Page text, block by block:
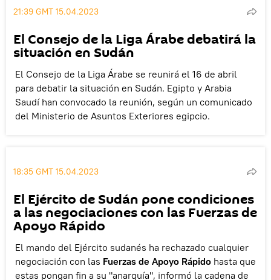
21:39 GMT 15.04.2023
El Consejo de la Liga Árabe debatirá la
situación en Sudán
El Consejo de la Liga Árabe se reunirá el 16 de abril
para debatir la situación en Sudán. Egipto y Arabia
Saudí han convocado la reunión, según un comunicado
del Ministerio de Asuntos Exteriores egipcio.
18:35 GMT 15.04.2023
El Ejército de Sudán pone condiciones
a las negociaciones con las Fuerzas de
Apoyo Rápido
El mando del Ejército sudanés ha rechazado cualquier
negociación con las Fuerzas de Apoyo Rápido hasta que
estas pongan fin a su "anarquía", informó la cadena de